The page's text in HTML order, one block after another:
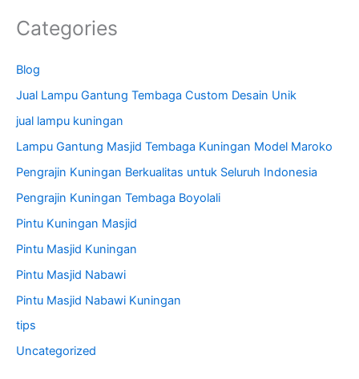
Categories
Blog
Jual Lampu Gantung Tembaga Custom Desain Unik
jual lampu kuningan
Lampu Gantung Masjid Tembaga Kuningan Model Maroko
Pengrajin Kuningan Berkualitas untuk Seluruh Indonesia
Pengrajin Kuningan Tembaga Boyolali
Pintu Kuningan Masjid
Pintu Masjid Kuningan
Pintu Masjid Nabawi
Pintu Masjid Nabawi Kuningan
tips
Uncategorized